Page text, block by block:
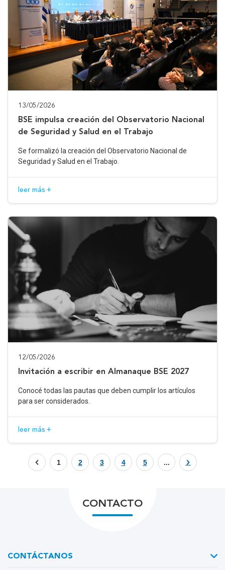
13/05/2026
BSE impulsa creación del Observatorio Nacional
de Seguridad y Salud en el Trabajo
Se formalizó la creación del Observatorio Nacional de
Seguridad y Salud en el Trabajo.
leer más +
12/05/2026
Invitación a escribir en Almanaque BSE 2027
Conocé todas las pautas que deben cumplir los artículos
para ser considerados.
leer más +
1 2 3 4 5 ...
CONTACTO
CONTÁCTANOS